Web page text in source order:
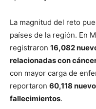
La magnitud del reto
países de la región. En
registraron 16,082
relacionadas con
con mayor carga de
reportaron 60,118
fallecimientos.